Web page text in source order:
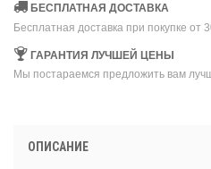
БЕСПЛАТНАЯ ДОСТАВКА
Бесплатная доставка при покупке от
ГАРАНТИЯ ЛУЧШЕЙ ЦЕНЫ
Мы постараемся предложить вам
ОПИСАНИЕ